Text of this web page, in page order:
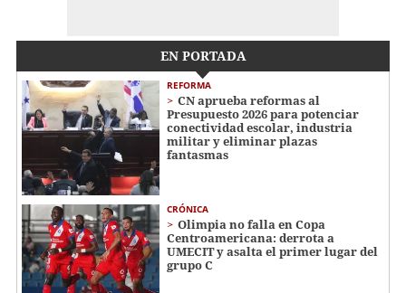
EN PORTADA
REFORMA
CN aprueba reformas al
Presupuesto 2026 para potenciar
conectividad escolar, industria
militar y eliminar plazas
fantasmas
CRÓNICA
Olimpia no falla en Copa
Centroamericana: derrota a
UMECIT y asalta el primer lugar del
grupo C